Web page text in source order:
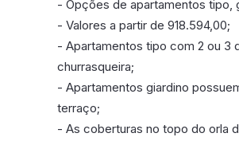
- Opções de apartamentos tipo,
- Valores a partir de 918.594,00;
- Apartamentos tipo com 2 ou 3
churrasqueira;
- Apartamentos giardino
terraço;
- As coberturas no topo do orla